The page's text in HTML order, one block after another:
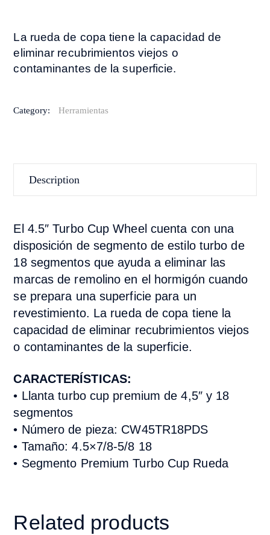
La rueda de copa tiene la capacidad de
eliminar recubrimientos viejos o
contaminantes de la superficie.
Category: Herramientas
Description
El 4.5″ Turbo Cup Wheel cuenta con una
disposición de segmento de estilo turbo de
18 segmentos que ayuda a eliminar las
marcas de remolino en el hormigón cuando
se prepara una superficie para un
revestimiento. La rueda de copa tiene la
capacidad de eliminar recubrimientos viejos
o contaminantes de la superficie.
CARACTERÍSTICAS:
• Llanta turbo cup premium de 4,5″ y 18
segmentos
• Número de pieza: CW45TR18PDS
• Tamaño: 4.5×7/8-5/8 18
• Segmento Premium Turbo Cup Rueda
Related products